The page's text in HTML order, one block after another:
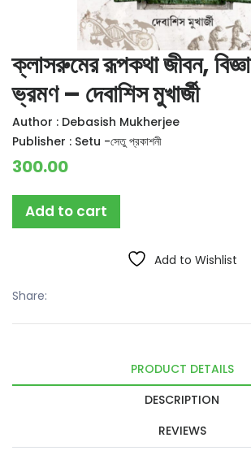
ক্লাসরুমের রূপকথা জীবন,
ভ্রমণ – দেবাশিস মুখার্জী
Author : Debasish Mukherjee
Publisher : Setu -সেতু প্রকাশনী
300.00
Add to cart
Add to Wishlist
Share:
PRODUCT DETAILS
DESCRIPTION
REVIEWS